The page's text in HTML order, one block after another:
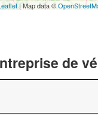
| Map data ©
de